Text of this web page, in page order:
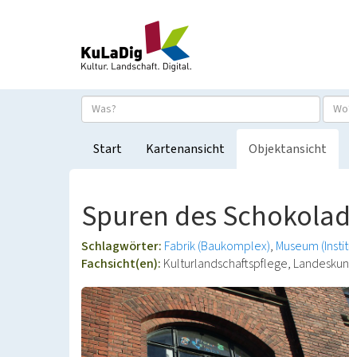
Start Kartenansicht Objektansicht
Spuren des
Schlagwörter: Fabrik (Baukomplex) Museum
Fachsicht(en): Kulturlandschaftspflege,